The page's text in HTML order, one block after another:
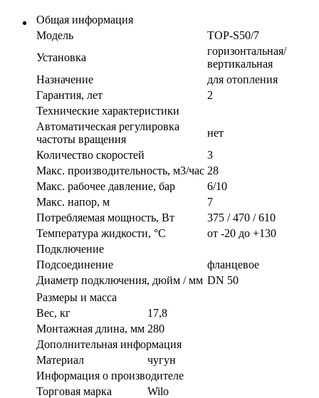
Общая информация
Модель
TOP-S50/7
Установка
горизонтальная/
вертикальная
Назначение
для отопления
Гарантия, лет
2
Технические характеристики
Автоматическая регулировка
частоты вращения
нет
Количество скоростей
3
Макс. производительность, м3/час 28
Макс. рабочее давление, бар
6/10
Макс. напор, м
7
Потребляемая мощность, Вт
375 / 470 / 610
Температура жидкости, °C
от -20 до +130
Подключение
Подсоединение
фланцевое
Диаметр подключения, дюйм / мм DN 50
Размеры и масса
Вес, кг
17,8
Монтажная длина, мм 280
Дополнительная информация
Материал
чугун
Информация о производителе
Торговая марка
Wilo